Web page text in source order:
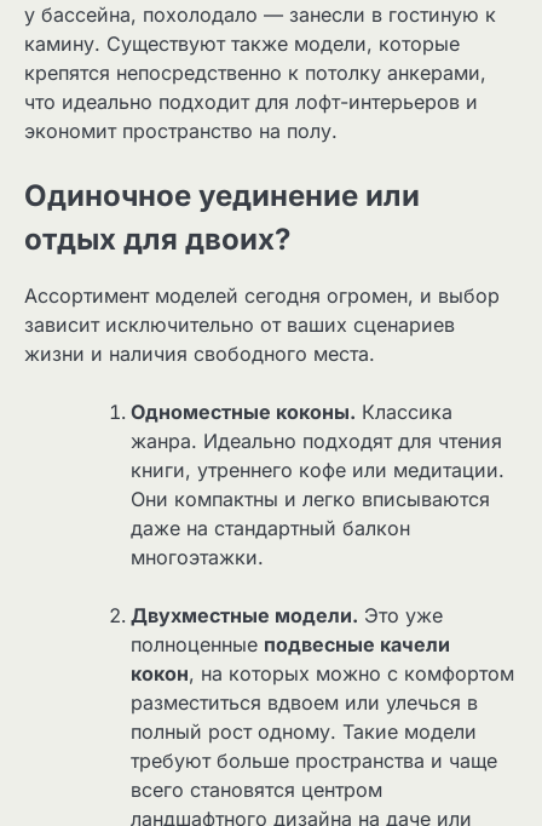
у бассейна, похолодало — занесли в гостиную к
камину. Существуют также модели, которые
крепятся непосредственно к потолку анкерами,
что идеально подходит для лофт-интерьеров и
экономит пространство на полу.
Одиночное уединение или
отдых для двоих?
Ассортимент моделей сегодня огромен, и выбор
зависит исключительно от ваших сценариев
жизни и наличия свободного места.
Одноместные коконы. Классика
жанра. Идеально подходят для чтения
книги, утреннего кофе или медитации.
Они компактны и легко вписываются
даже на стандартный балкон
многоэтажки.
Двухместные модели. Это уже
полноценные подвесные качели
кокон, на которых можно с комфортом
разместиться вдвоем или улечься в
полный рост одному. Такие модели
требуют больше пространства и чаще
всего становятся центром
ландшафтного дизайна на даче или